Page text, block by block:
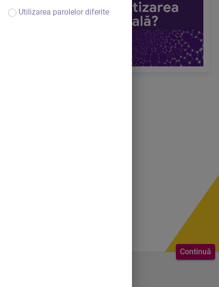
Utilizarea parolelor diferite
Continuă